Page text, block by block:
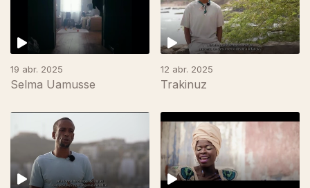
19 abr. 2025
Selma Uamusse
12 abr. 2025
Trakinuz